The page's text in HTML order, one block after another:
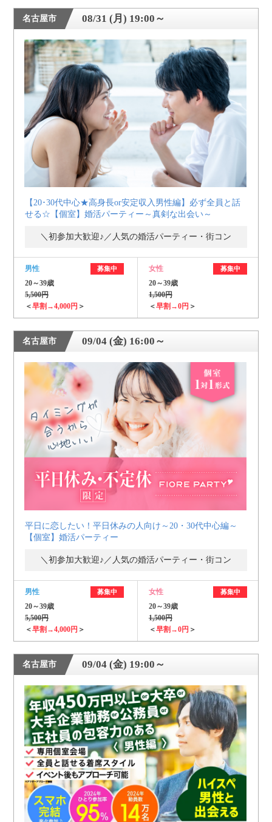
名古屋市 08/31 (月) 19:00～
【20･30代中心★高身長or安定収入男性編】必ず全員と話
せる☆【個室】婚活パーティー～真剣な出会い～
＼初参加大歓迎♪／人気の婚活パーティー・街コン
男性 募集中
20～39歳
5,500円
＜早割→4,000円 ＞
女性 募集中
20～39歳
1,500円
＜早割→0円 ＞
名古屋市 09/04 (金) 16:00～
平日に恋したい！平日休みの人向け～20・30代中心編～
【個室】婚活パーティー
＼初参加大歓迎♪／人気の婚活パーティー・街コン
男性 募集中
20～39歳
5,500円
＜早割→4,000円 ＞
女性 募集中
20～39歳
1,500円
＜早割→0円 ＞
名古屋市 09/04 (金) 19:00～